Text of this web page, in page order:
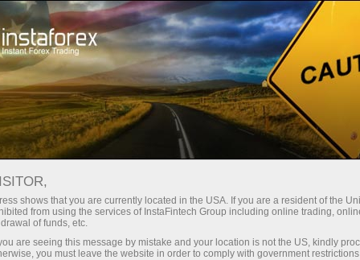
通过InstaForex获得真正竞争力的机
点差和手续费，以及股票和指数交
最低
每笔存款
30%奖金
shows that you are currently located in the USA. If you are a resident of the
from using the services of InstaFintech Group including online trading,
of funds, etc.
are seeing this message by mistake and your location is not the US, kindly
you must leave the website in order to comply with government